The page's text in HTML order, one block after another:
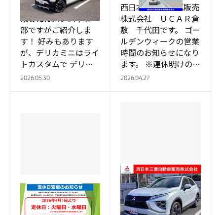
今回はUCAR倉敷で作
成したカスタム車を一
部ですがご紹介しま
す！ 好みもあります
が、デリカミニはライ
トカスタムで デリカ
D:5はフェンダーガー
2026.05.30
西日本三菱自動車販売
株式会社 ＵＣＡＲ倉
敷 千代田です。 ゴー
ルデンウィークの営業
時間のお知らせになり
ます。 ※連休明けの５
月１２日（火）は通常
2026.04.27
4月から
UCAR倉敷
UCAR倉敷おススメ中
古車情報
UCAR倉敷